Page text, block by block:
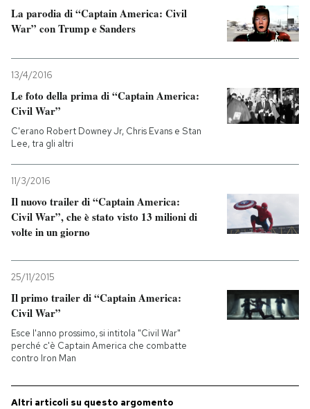
SHOP
AREA PERSONALE
Entra
La parodia di “Captain America: Civil
War” con Trump e Sanders
13/4/2016
Le foto della prima di “Captain America:
Civil War”
C'erano Robert Downey Jr, Chris Evans e Stan
Lee, tra gli altri
11/3/2016
Il nuovo trailer di “Captain America:
Civil War”, che è stato visto 13 milioni di
volte in un giorno
25/11/2015
Il primo trailer di “Captain America:
Civil War”
Esce l'anno prossimo, si intitola "Civil War"
perché c'è Captain America che combatte
contro Iron Man
Altri articoli su questo argomento